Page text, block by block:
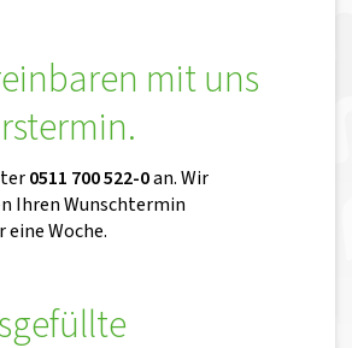
mit uns
0511 700 522-0an. Wir
Ihren Wunschtermin
Woche.